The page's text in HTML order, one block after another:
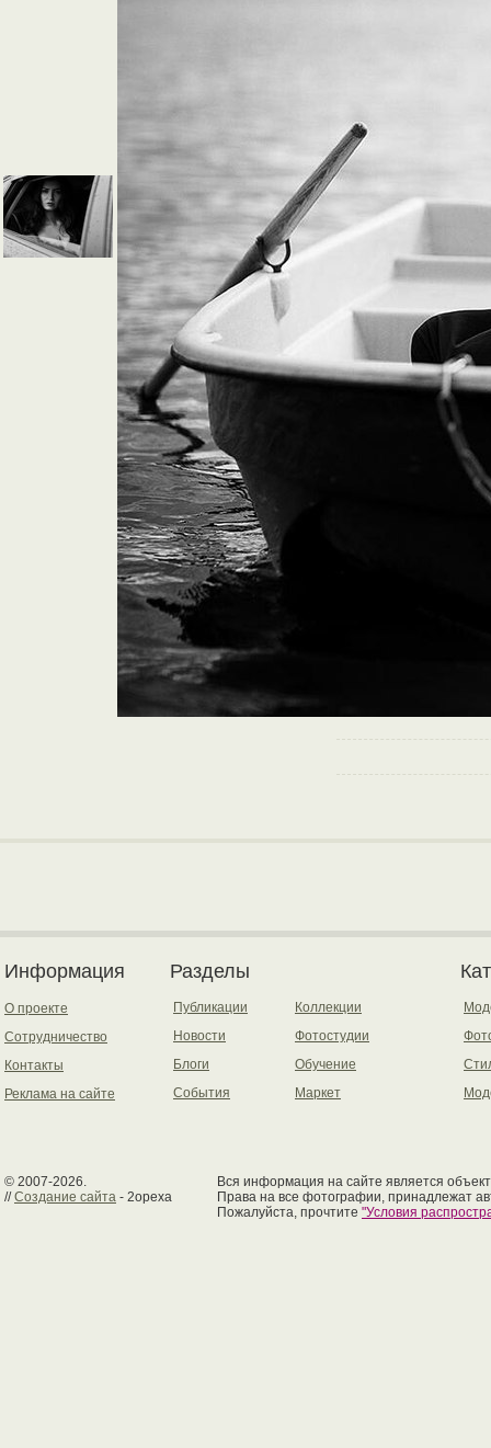
Информация
О проекте
Сотрудничество
Контакты
Реклама на сайте
Разделы
Публикации
Новости
Блоги
События
Коллекции
Фотостудии
Обучение
Маркет
© 2007-2026.
//Создание сайта - 2opexa
Вся информация на сайте является
Права на все фотографии, принадлежат
Пожалуйста, прочтите "Условия